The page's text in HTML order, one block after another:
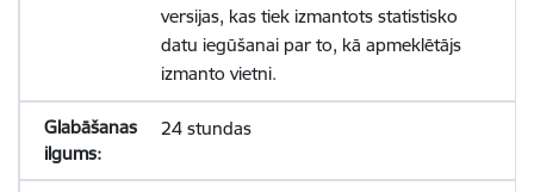
versijas, kas tiek izmantots statistisko
datu iegūšanai par to, kā apmeklētājs
izmanto vietni.
24 stundas